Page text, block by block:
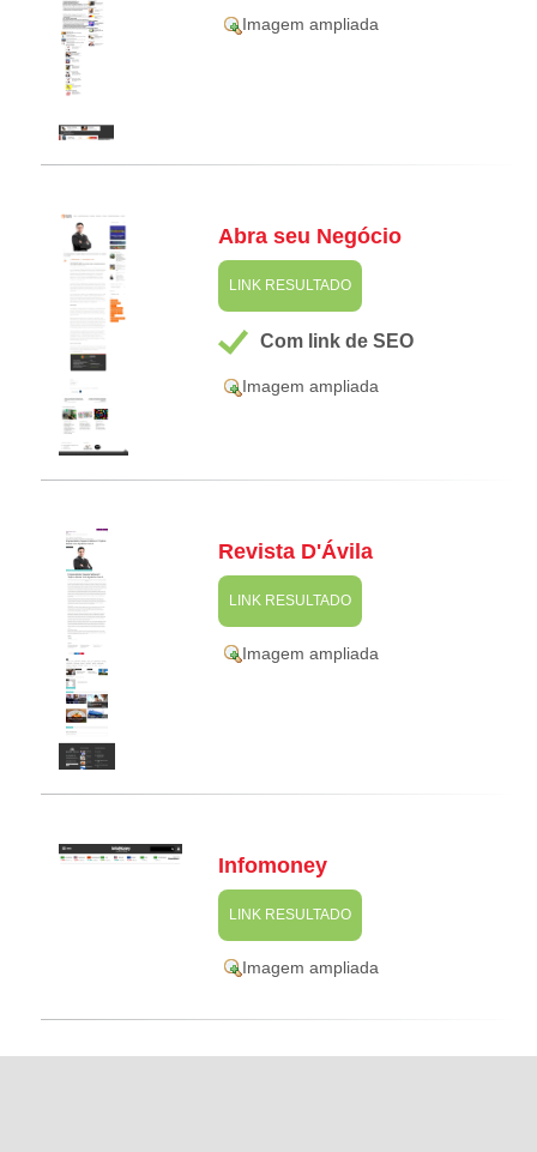
Imagem ampliada
Abra seu Negócio
LINK RESULTADO
Com link de SEO
Imagem ampliada
Revista D'Ávila
LINK RESULTADO
Imagem ampliada
Infomoney
LINK RESULTADO
Imagem ampliada